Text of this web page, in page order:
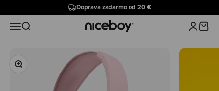
Doprava zadarmo od 20 €
MenuHľadať Niceboy Prihlásiť
Košík
Priblížiť